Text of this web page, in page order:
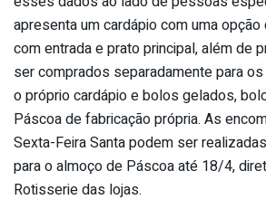
apresenta um cardápio com uma
com entrada e prato principal, além de
ser comprados separadamente para
o próprio cardápio e bolos gelados,
Páscoa de fabricação própria. As
Sexta-Feira Santa podem ser
para o almoço de Páscoa até 18/4,
Rotisserie das lojas.